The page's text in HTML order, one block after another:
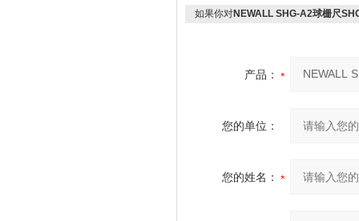
如果你对NEWALL SHG-A2球栅尺
产品：
您的单位：
您的姓名：